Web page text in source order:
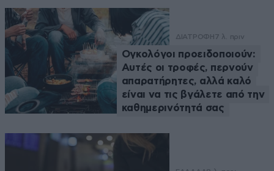
ΔΙΑΤΡΟΦΗ7 λ. πριν
Ογκολόγοι προειδοποιούν:
Αυτές οι τροφές, περνούν
απαρατήρητες, αλλά καλό
είναι να τις βγάλετε από την
καθημερινότητά σας